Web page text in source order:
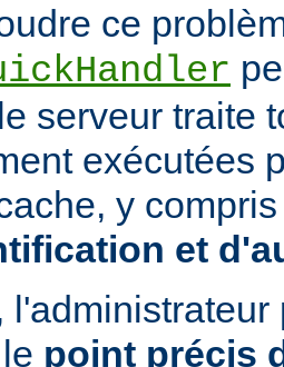
ce
serveur traite
exécutées
y
et
point précis